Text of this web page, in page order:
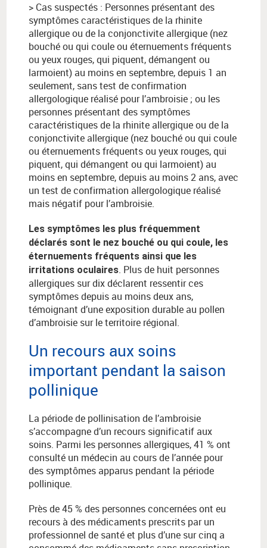
> Cas suspectés : Personnes présentant des
symptômes caractéristiques de la rhinite
allergique ou de la conjonctivite allergique (nez
bouché ou qui coule ou éternuements fréquents
ou yeux rouges, qui piquent, démangent ou
larmoient) au moins en septembre, depuis 1 an
seulement, sans test de confirmation
allergologique réalisé pour l’ambroisie ; ou les
personnes présentant des symptômes
caractéristiques de la rhinite allergique ou de la
conjonctivite allergique (nez bouché ou qui coule
ou éternuements fréquents ou yeux rouges, qui
piquent, qui démangent ou qui larmoient) au
moins en septembre, depuis au moins 2 ans, avec
un test de confirmation allergologique réalisé
mais négatif pour l’ambroisie.
Les symptômes les plus fréquemment
déclarés sont le nez bouché ou qui coule, les
éternuements fréquents ainsi que les
irritations oculaires. Plus de huit personnes
allergiques sur dix déclarent ressentir ces
symptômes depuis au moins deux ans,
témoignant d’une exposition durable au pollen
d’ambroisie sur le territoire régional.
Un recours aux soins
important pendant la saison
pollinique
La période de pollinisation de l’ambroisie
s’accompagne d’un recours significatif aux
soins. Parmi les personnes allergiques, 41 % ont
consulté un médecin au cours de l’année pour
des symptômes apparus pendant la période
pollinique.
Près de 45 % des personnes concernées ont eu
recours à des médicaments prescrits par un
professionnel de santé et plus d’une sur cinq a